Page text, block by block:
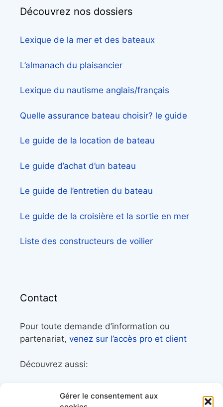
Gérer le consentement aux
Découvrez nos dossiers
Lexique de la mer et des bateaux
L’almanach du plaisancier
Lexique du nautisme anglais/français
Quelle assurance bateau choisir? le guide
Le guide de la location de bateau
Le guide d’achat d’un bateau
Le guide de l’entretien du bateau
Le guide de la croisière et la sortie en mer
Liste des constructeurs de voilier
Contact
Pour toute demande d’information ou
partenariat, venez sur l’accès pro et client
Découvrez aussi:
librairie maritime